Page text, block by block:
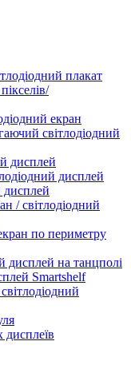
плакат
екран
світлодіодний
дисплей
дисплей
дисплей
/ світлодіодний
по периметру
дисплей на танцполі
Smartshelf
дисплеїв